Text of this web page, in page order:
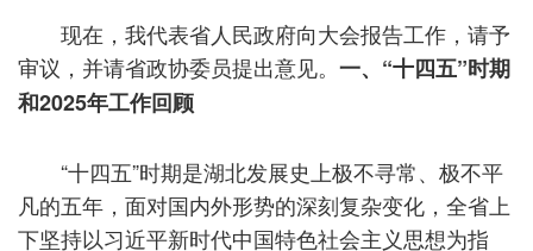
现在，我代表省人民政府向大会报告工作，请予
审议，并请省政协委员提出意见。 一、“十四五”时期
和2025年工作回顾
“十四五”时期是湖北发展史上极不寻常、极不平
凡的五年，面对国内外形势的深刻复杂变化，全省上
下坚持以习近平新时代中国特色社会主义思想为指